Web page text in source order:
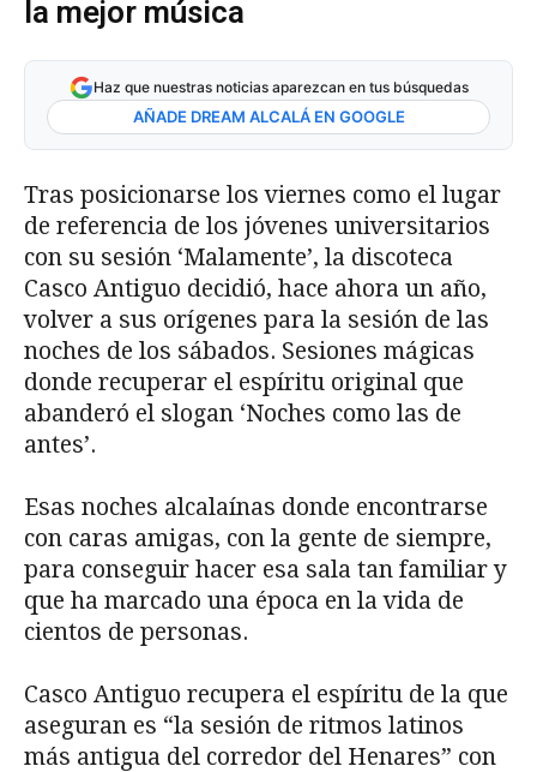
la mejor música
Haz que nuestras noticias aparezcan en tus búsquedas
AÑADE DREAM ALCALÁ EN GOOGLE
Tras posicionarse los viernes como el lugar
de referencia de los jóvenes universitarios
con su sesión ‘Malamente’, la discoteca
Casco Antiguo decidió, hace ahora un año,
volver a sus orígenes para la sesión de las
noches de los sábados. Sesiones mágicas
donde recuperar el espíritu original que
abanderó el slogan ‘Noches como las de
antes’.
Esas noches alcalaínas donde encontrarse
con caras amigas, con la gente de siempre,
para conseguir hacer esa sala tan familiar y
que ha marcado una época en la vida de
cientos de personas.
Casco Antiguo recupera el espíritu de la que
aseguran es “la sesión de ritmos latinos
más antigua del corredor del Henares” con